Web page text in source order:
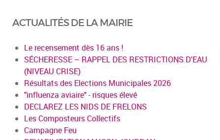
ACTUALITÉS DE LA MAIRIE
Le recensement dès 16 ans !
SÉCHERESSE – RAPPEL DES RESTRICTIONS D'EAU
(NIVEAU CRISE)
Résultats des Elections Municipales 2026
"influenza aviaire" - risques élevé
DECLAREZ LES NIDS DE FRELONS
Les Composteurs Collectifs
Campagne Feu